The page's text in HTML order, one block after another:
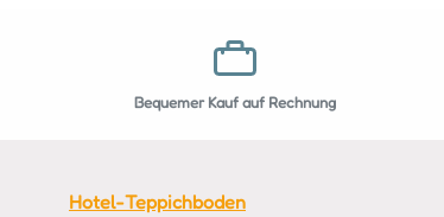
Bequemer Kauf auf Rechnung
Hotel-Teppichboden